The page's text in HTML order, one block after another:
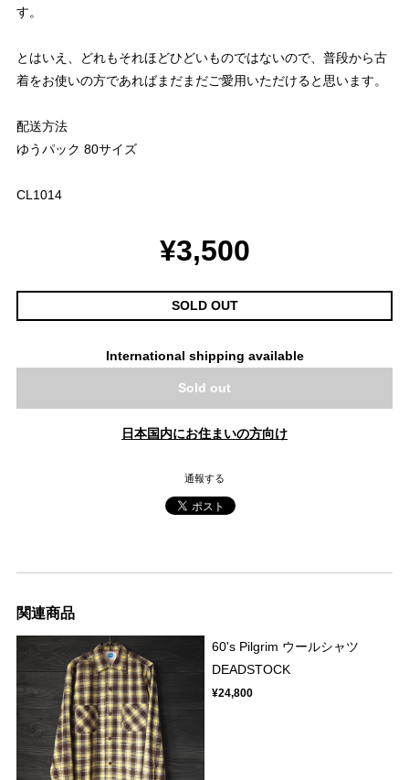
す。
とはいえ、どれもそれほどひどいものではないので、普段から古
着をお使いの方であればまだまだご愛用いただけると思います。
配送方法
ゆうパック 80サイズ
CL1014
¥3,500
SOLD OUT
International shipping available
Sold out
日本国内にお住まいの方向け
通報する
関連商品
60's Pilgrim ウールシャツ
DEADSTOCK
¥24,800